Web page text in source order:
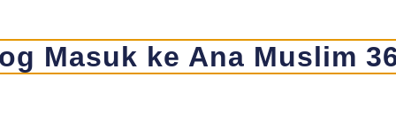
Masuk ke Ana Muslim